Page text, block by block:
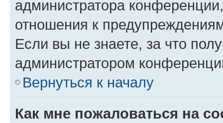
администратора
отношения к
Если вы не знаете, за что
администратором
Вернуться к началу
Как мне пожаловаться на